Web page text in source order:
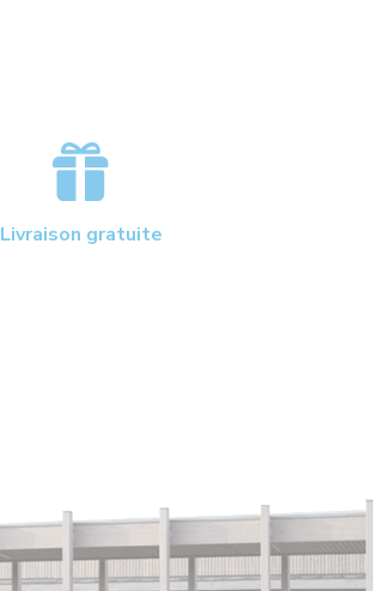
Livraison gratuite